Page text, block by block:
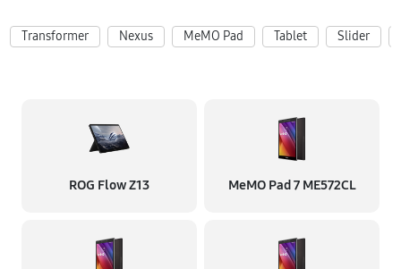
Transformer Nexus MeMO Pad Tablet Slider
ROG Flow Z13 MeMO Pad 7 ME572CL